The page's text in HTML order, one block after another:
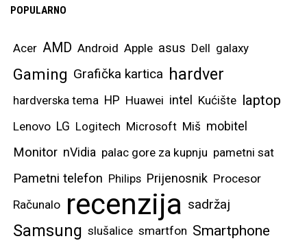
POPULARNO
Acer AMD Android Apple asus Dell galaxy
Gaming Grafička kartica hardver
hardverska tema HP Huawei intel Kućište laptop
Lenovo LG Logitech Microsoft Miš mobitel
Monitor nVidia palac gore za kupnju pametni sat
Pametni telefon Philips Prijenosnik Procesor
Računalo recenzija sadržaj
Samsung slušalice smartfon Smartphone